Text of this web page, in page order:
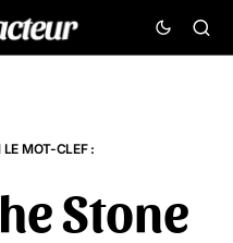
LE MOT-CLEF :
Stone